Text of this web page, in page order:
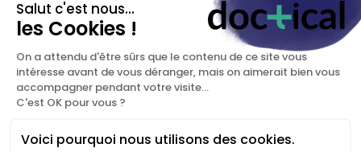
Les clés de votre santé
sexuelle.
DOCTICAL
A propos
NOUS CONTACTER
+33 (0)9 67 81 94 50